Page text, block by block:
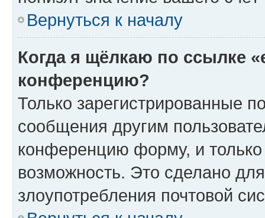
Вернуться к началу
Когда я щёлкаю по ссылке
конференцию?
Только зарегистрированные
сообщения другим
конференцию форму, и
возможность. Это сделано
злоупотребления почтовой